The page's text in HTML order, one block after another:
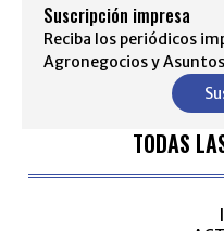
Suscripción impresa
Reciba los periódicos
Agronegocios y
TODAS